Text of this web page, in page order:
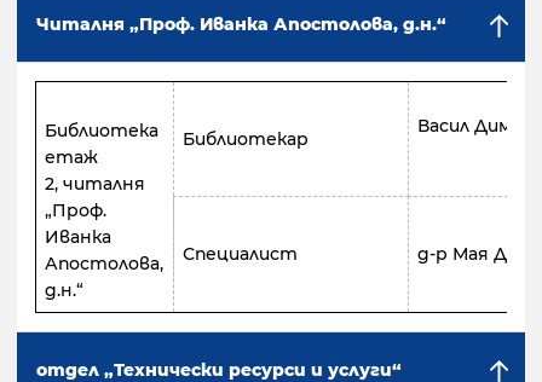
Читалня „Проф. Иванка Апостолова, д.н.“
Библиотека
етаж
2, читалня
„Проф.
Иванка
Апостолова,
д.н.“
Библиотекар
Васил
Специалист д-р Мая
отдел „Технически ресурси и услуги“